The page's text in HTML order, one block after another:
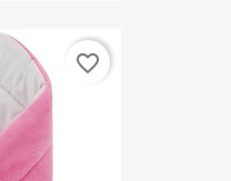
favorite_border